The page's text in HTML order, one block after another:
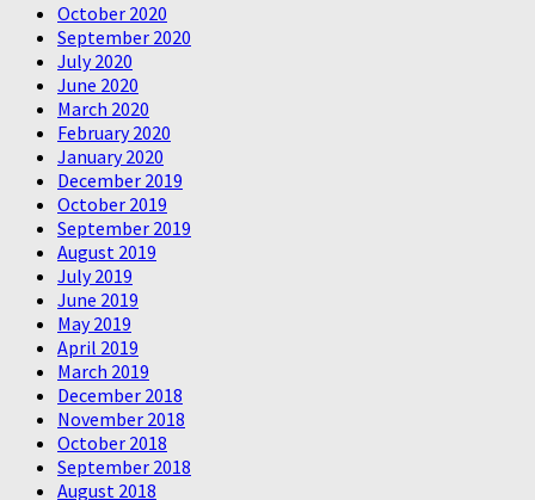
October 2020
September 2020
July 2020
June 2020
March 2020
February 2020
January 2020
December 2019
October 2019
September 2019
August 2019
July 2019
June 2019
May 2019
April 2019
March 2019
December 2018
November 2018
October 2018
September 2018
August 2018